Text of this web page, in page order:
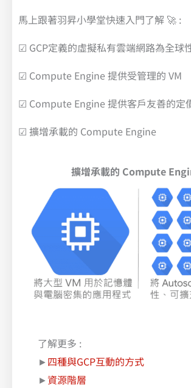
馬上跟著羽昇小學堂快速入門了解 🚀 :
☑ GCP定義的虛擬私有雲端網路為全球
☑ Compute Engine 提供受管理的 VM
☑ Compute Engine 提供客戶友善的定
☑ 擴增承載的 Compute Engine
擴增承載的 Compute
了解更多 :
► 四種與GCP互動的方式
►資源階層